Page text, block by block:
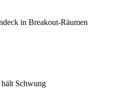
in Breakout-Räumen
Schwung